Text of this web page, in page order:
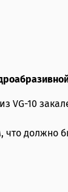
VG-10
должно